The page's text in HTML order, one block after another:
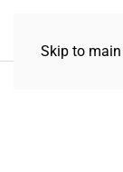
Skip to